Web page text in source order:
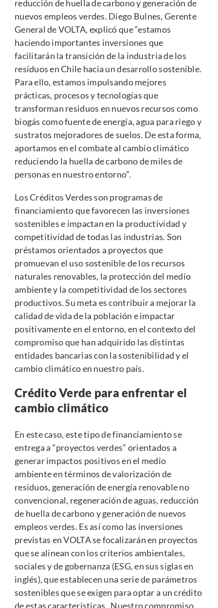
reducción de huella de carbono y generación de
nuevos empleos verdes. Diego Bulnes, Gerente
General de VOLTA, explicó que “estamos
haciendo importantes inversiones que
facilitarán la transición de la industria de los
residuos en Chile hacia un desarrollo sostenible.
Para ello, estamos impulsando mejores
prácticas, procesos y tecnologías que
transforman residuos en nuevos recursos como
biogás como fuente de energía, agua para riego y
sustratos mejoradores de suelos. De esta forma,
aportamos en el combate al cambio climático
reduciendo la huella de carbono de miles de
personas en nuestro entorno”.
Los Créditos Verdes son programas de
financiamiento que favorecen las inversiones
sostenibles e impactan en la productividad y
competitividad de todas las industrias. Son
préstamos orientados a proyectos que
promuevan el uso sostenible de los recursos
naturales renovables, la protección del medio
ambiente y la competitividad de los sectores
productivos. Su meta es contribuir a mejorar la
calidad de vida de la población e impactar
positivamente en el entorno, en el contexto del
compromiso que han adquirido las distintas
entidades bancarias con la sostenibilidad y el
cambio climático en nuestro país.
Crédito Verde para enfrentar el
cambio climático
En este caso, este tipo de financiamiento se
entrega a “proyectos verdes” orientados a
generar impactos positivos en el medio
ambiente en términos de valorización de
residuos, generación de energía renovable no
convencional, regeneración de aguas, reducción
de huella de carbono y generación de nuevos
empleos verdes. Es así como las inversiones
previstas en VOLTA se focalizarán en proyectos
que se alinean con los criterios ambientales,
sociales y de gobernanza (ESG, en sus siglas en
inglés), que establecen una serie de parámetros
sostenibles que se exigen para optar a un crédito
de estas características. Nuestro compromiso